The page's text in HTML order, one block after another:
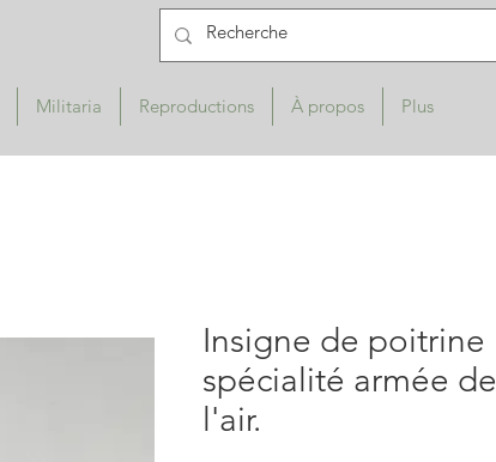
Militaria Reproductions À propos Plus
Insigne de poitrine
spécialité armée de
l'air.